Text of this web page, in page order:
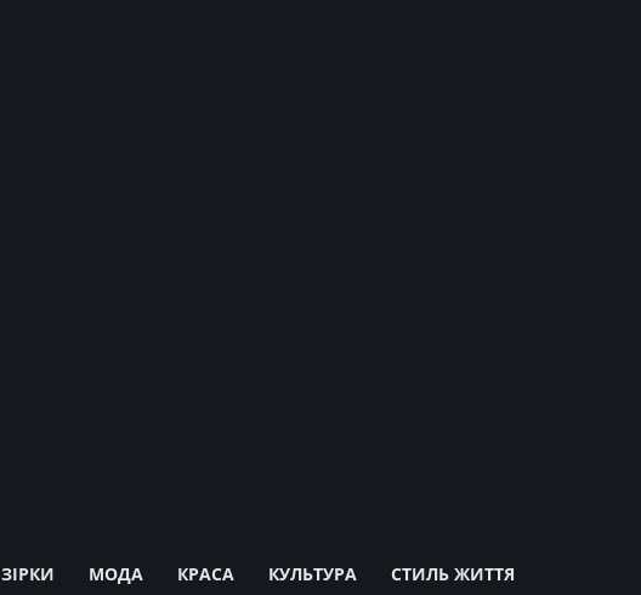
ЗІРКИ МОДА КРАСА КУЛЬТУРА СТИЛЬ ЖИТТЯ